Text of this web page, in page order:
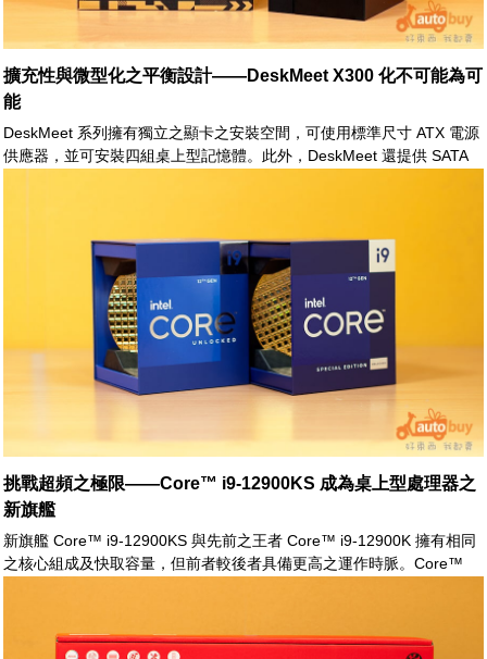
擴充性與微型化之平衡設計——DeskMeet X300 化不可能為可
能
DeskMeet 系列擁有獨立之顯卡之安裝空間，可使用標準尺寸 ATX 電源
供應器，並可安裝四組桌上型記憶體。此外，DeskMeet 還提供 SATA
挑戰超頻之極限——Core™ i9-12900KS 成為桌上型處理器之
新旗艦
新旗艦 Core™ i9-12900KS 與先前之王者 Core™ i9-12900K 擁有相同
之核心組成及快取容量，但前者較後者具備更高之運作時脈。Core™
12900KS 之單核睿頻更提升至前所未見之 5.5GHz 之譜。